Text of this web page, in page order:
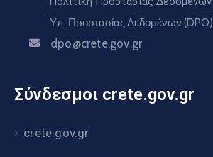
Υπ. Προστασίας Δεδομένων (DPO)
dpo@crete.gov.gr
Σύνδεσμοι crete.gov.gr
crete.gov.gr